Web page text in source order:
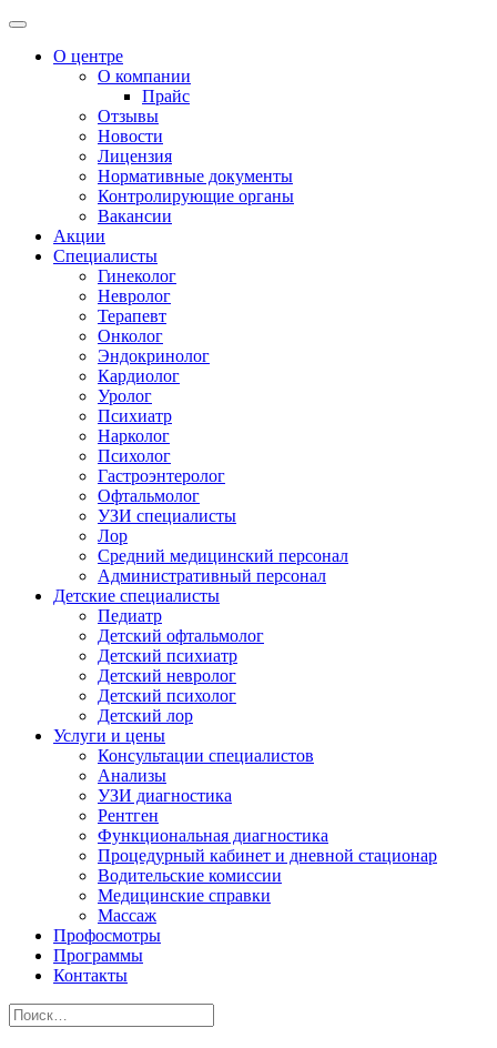
О центре
О компании
Прайс
Отзывы
Новости
Лицензия
Нормативные документы
Контролирующие органы
Вакансии
Акции
Специалисты
Гинеколог
Невролог
Терапевт
Онколог
Эндокринолог
Кардиолог
Уролог
Психиатр
Нарколог
Психолог
Гастроэнтеролог
Офтальмолог
УЗИ специалисты
Лор
Средний медицинский персонал
Административный персонал
Детские специалисты
Педиатр
Детский офтальмолог
Детский психиатр
Детский невролог
Детский психолог
Детский лор
Услуги и цены
Консультации специалистов
Анализы
УЗИ диагностика
Рентген
Функциональная диагностика
Процедурный кабинет и дневной стационар
Водительские комиссии
Медицинские справки
Массаж
Профосмотры
Программы
Контакты